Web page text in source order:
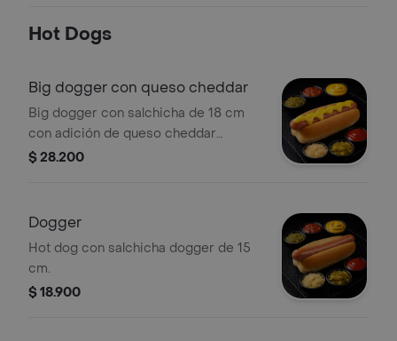
Hot Dogs
Big dogger con queso cheddar
Big dogger con salchicha de 18 cm
con adición de queso cheddar
fundido
$ 28.200
Dogger
Hot dog con salchicha dogger de 15
cm.
$ 18.900